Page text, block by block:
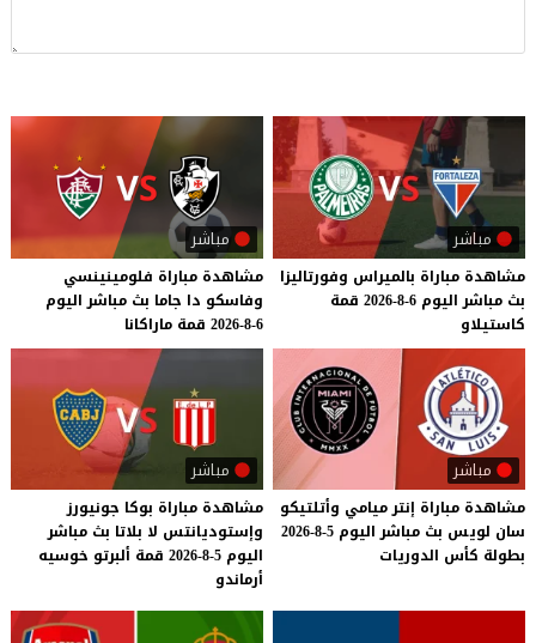
مباشر
مشاهدة مباراة بالميراس وفورتاليزا
بث مباشر اليوم 6-8-2026
قمة
كاستيلاو
مباشر
مشاهدة مباراة فلومينينسي
وفاسكو دا جاما بث مباشر اليوم
6-8-2026
قمة ماراكانا
مباشر
مشاهدة مباراة إنترميامي وأتلتيكو
سان لويس بث مباشر اليوم 5-8-2026
بطولة كأس الدوريات
مباشر
مشاهدة مباراة بوكا جونيورز
وإستوديانتس لا بلاتا بث مباشر
اليوم 5-8-2026 قمة ألبرتو خوسيه
أرماندو